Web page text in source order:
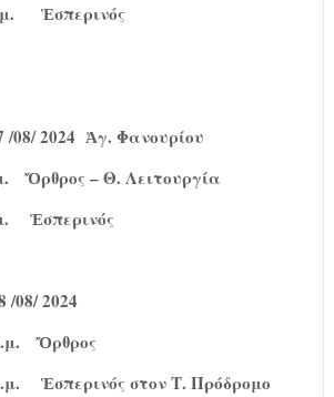
Ἑσπερινός
/08/ 2024 Ἁγ. Φανουρίου
Ὄρθρος – Θ. Λειτουργία
Ἑσπερινός
/08/ 2024
Ὄρθρος
Ἑσπερινός στον Τ. Πρόδρομο